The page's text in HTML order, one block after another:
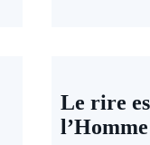
Le rire